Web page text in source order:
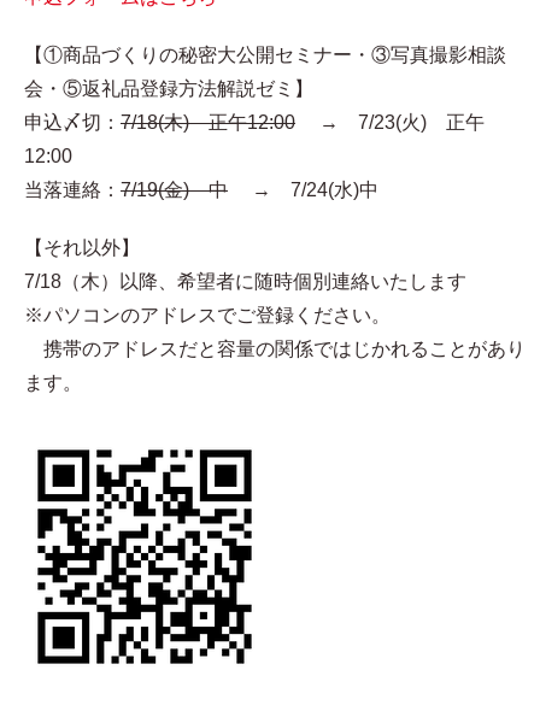
【①商品づくりの秘密大公開セミナー・③写真撮影相談
会・⑤返礼品登録方法解説ゼミ】
申込〆切： 7/18(木) 正午12:00 → 7/23(火) 正午
12:00
当落連絡： 7/19(金) 中 → 7/24(水)中
【それ以外】
7/18（木）以降、希望者に随時個別連絡いたします
※パソコンのアドレスでご登録ください。
携帯のアドレスだと容量の関係ではじかれることがあり
ます。